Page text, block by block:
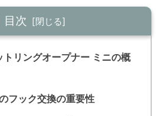
目次
リングオープナー ミニの概
フック交換の重要性